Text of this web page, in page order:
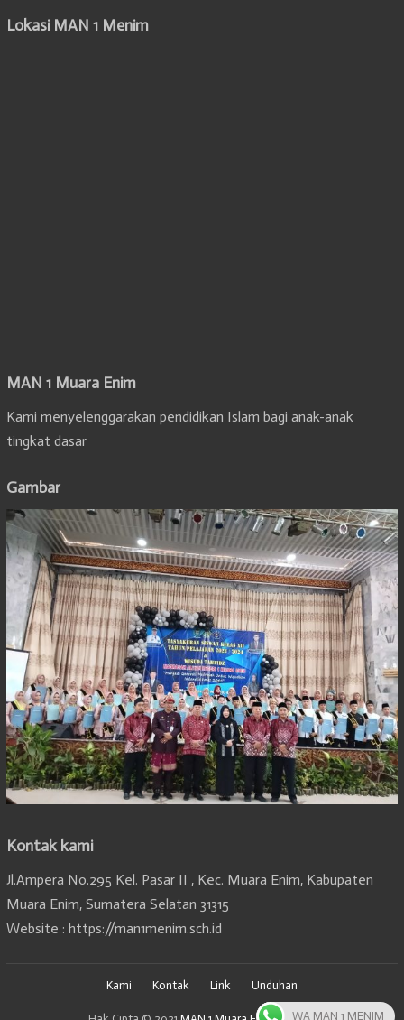
Lokasi MAN 1 Menim
MAN 1 Muara Enim
Kami menyelenggarakan pendidikan Islam bagi anak-anak
tingkat dasar
Gambar
Kontak kami
Jl.Ampera No.295 Kel. Pasar II , Kec. Muara Enim, Kabupaten
Muara Enim, Sumatera Selatan 31315
Website : https://man1menim.sch.id
Kami Kontak Link Unduhan
WA MAN 1 MENIM